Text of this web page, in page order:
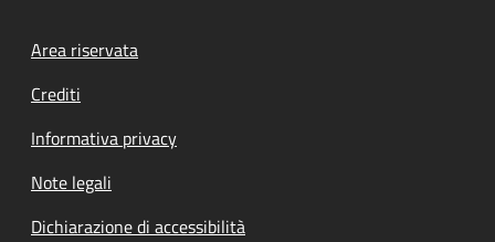
Footer menu
Area riservata
Crediti
Informativa privacy
Note legali
Dichiarazione di accessibilità